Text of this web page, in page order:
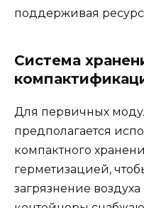
поддерживая
Система
Для первичных
предполагается
компактного
герметизацией,
загрязнение